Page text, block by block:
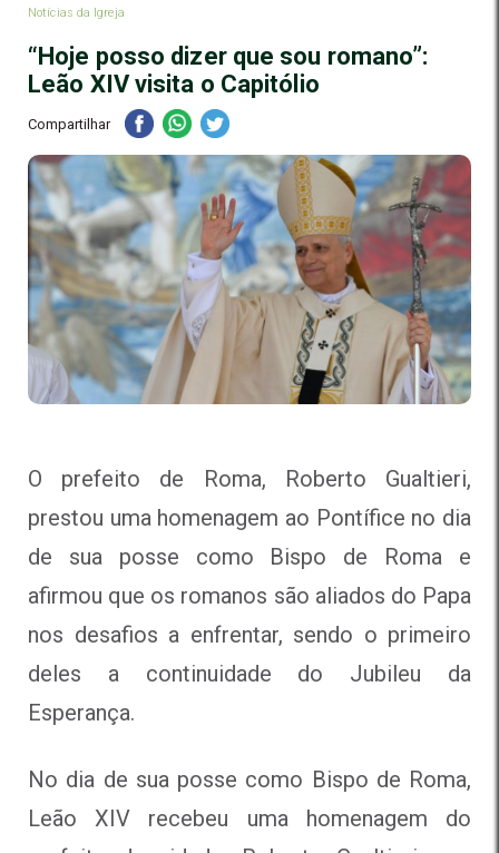
Notícias da Igreja
“Hoje posso dizer que sou romano”:
Leão XIV visita o Capitólio
Compartilhar
O prefeito de Roma, Roberto Gualtieri,
prestou uma homenagem ao Pontífice no dia
de sua posse como Bispo de Roma e
afirmou que os romanos são aliados do Papa
nos desafios a enfrentar, sendo o primeiro
deles a continuidade do Jubileu da
Esperança.
No dia de sua posse como Bispo de Roma,
Leão XIV recebeu uma homenagem do